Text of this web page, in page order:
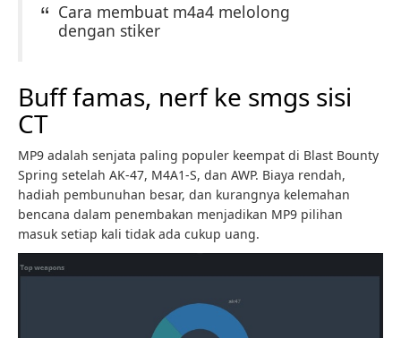
Cara membuat m4a4 melolong
dengan stiker
Buff famas, nerf ke smgs sisi
CT
MP9 adalah senjata paling populer keempat di Blast Bounty
Spring setelah AK-47, M4A1-S, dan AWP. Biaya rendah,
hadiah pembunuhan besar, dan kurangnya kelemahan
bencana dalam penembakan menjadikan MP9 pilihan
masuk setiap kali tidak ada cukup uang.